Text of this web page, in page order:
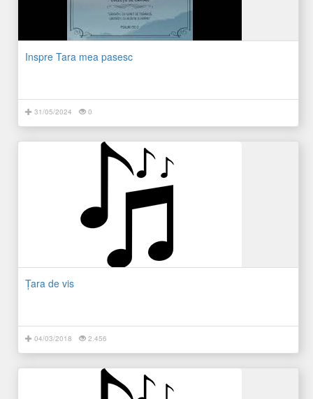
Inspre Tara mea pasesc
31/05/2024 0
Ţara de vis
04/03/2018 2.456